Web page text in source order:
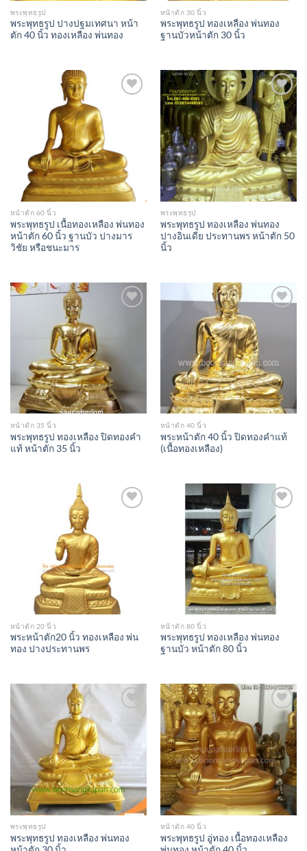
พระพุทธรูป
พระพุทธรูป ปางปฐมเทศนา หน้า
ตัก 40 นิ้ว ทองเหลือง พ่นทอง
หน้าตัก 30 นิ้ว
พระพุทธรูป ทองเหลือง พ่นทอง
ฐานบัวหน้าตัก 30 นิ้ว
หน้าตัก 60 นิ้ว
พระพุทธรูป เนื้อทองเหลือง พ่นทอง
หน้าตัก 60 นิ้ว ฐานบัว ปางมาร
วิชัย หรือชนะมาร
Add to
Wishlist
พระพุทธรูป
พระพุทธรูป ทองเหลือง พ่นทอง
ปางอินเดีย ประทานพร หน้าตัก 50
นิ้ว
หน้าตัก 35 นิ้ว
พระพุทธรูป ทองเหลือง ปิดทองคำ
แท้ หน้าตัก 35 นิ้ว
หน้าตัก 40 นิ้ว
พระหน้าตัก 40 นิ้ว ปิดทองคำแท้
(เนื้อทองเหลือง)
หน้าตัก 20 นิ้ว
พระหน้าตัก20 นิ้ว ทองเหลือง พ่น
ทอง ปางประทานพร
Add to
Wishlist
หน้าตัก 80 นิ้ว
พระพุทธรูป ทองเหลือง พ่นทอง
ฐานบัว หน้าตัก 80 นิ้ว
พระพุทธรูป
พระพุทธรูป ทองเหลือง พ่นทอง
Add to
Wishlist
หน้าตัก 40 นิ้ว
พระพุทธรูป อู่ทอง เนื้อทองเหลือง